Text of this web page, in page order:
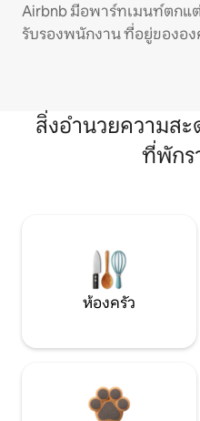
Airbnb มีอพาร์ทเมนท์ตกแ
รับรองพนักงาน ที่อยู่ของอ
สิ่งอำนวยความส
ที่พักร
ห้องครัว